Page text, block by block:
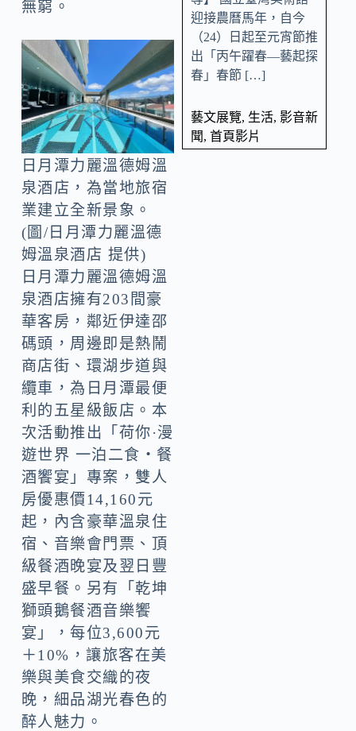
無窮。
日月潭力麗溫德姆溫
泉酒店，為當地旅宿
業建立全新景象。
(圖/日月潭力麗溫德
姆溫泉酒店 提供)
日月潭力麗溫德姆溫
泉酒店擁有203間豪
華客房，鄰近伊達邵
碼頭，周邊即是熱鬧
商店街、環湖步道與
纜車，為日月潭最便
利的五星級飯店。本
次活動推出「荷你·漫
遊世界 一泊二食‧餐
酒饗宴」專案，雙人
房優惠價14,160元
起，內含豪華溫泉住
宿、音樂會門票、頂
級餐酒晚宴及翌日豐
盛早餐。另有「乾坤
獅頭鵝餐酒音樂饗
宴」，每位3,600元
＋10%，讓旅客在美
樂與美食交織的夜
晚，細品湖光春色的
醉人魅力。
迎接農曆馬年，自今
（24）日起至元宵節推
出「丙午躍春—藝起探
春」春節 […]
藝文展覽, 生活, 影音新
聞, 首頁影片